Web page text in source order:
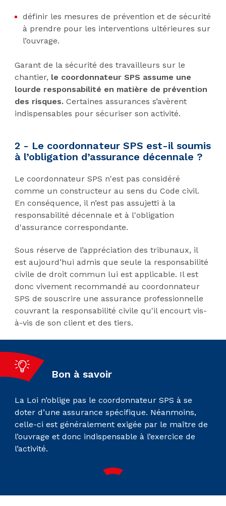
définir les mesures de prévention et de sécurité
à prendre pour les interventions ultérieures sur
l’ouvrage.
Garant de la sécurité des travailleurs sur le
chantier, le coordonnateur SPS assume une
lourde responsabilité en matière de prévention
des risques.Certaines assurances s’avèrent
indispensables pour sécuriser son activité.
2 - Le coordonnateur SPS est-il soumis
à l’obligation d’assurance décennale ?
Le coordonnateur SPS n'est pas considéré
comme un constructeur au sens du Code civil.
En conséquence, il n’est pas assujetti à la
responsabilité décennale et à l'obligation
d'assurance correspondante.
Sous réserve de l’appréciation des tribunaux, il
est aujourd’hui admis que seule la responsabilité
civile de droit commun lui est applicable. Il est
donc vivement recommandé au coordonnateur
SPS de souscrire une assurance professionnelle
couvrant la responsabilité civile qu'il encourt vis-
à-vis de son client et des tiers.
Bon à savoir
La Loi n’oblige pas le coordonnateur SPS à se
doter d’une assurance spécifique. Néanmoins,
celle-ci est généralement exigée par le maître de
l’ouvrage et donc indispensable à l’exercice de
l’activité.